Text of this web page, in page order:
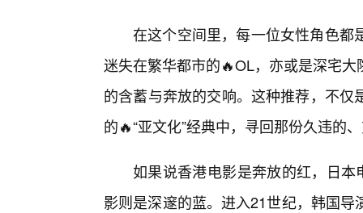
在这个空间里，每一位女性角色都
迷失在繁华都市的🔥OL，亦或是深宅
的含蓄与奔放的交响。这种推荐，不
的🔥“亚文化”经典中，寻回那份久违的
如果说香港电影是奔放的红，日本
影则是深邃的蓝。进入21世纪，韩国